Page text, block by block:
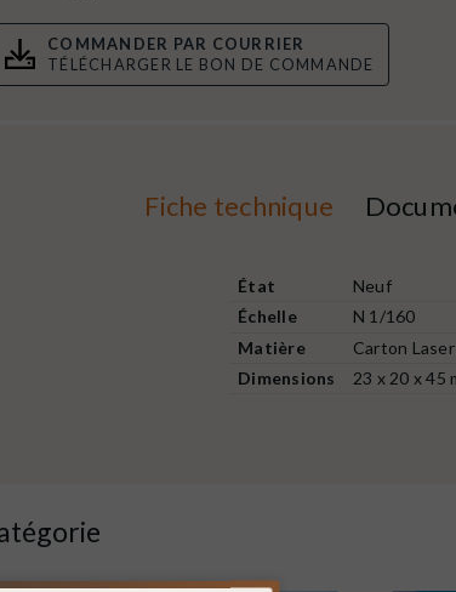
COMMANDER PAR COURRIER
TÉLÉCHARGER LE BON DE COMMANDE
Fiche technique
État
Neuf
Échelle
N 1/160
Matière
Carton
Dimensions
23 x 20 x 45